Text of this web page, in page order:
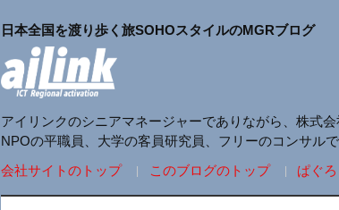
日本全国を渡り歩く旅SOHOスタイルのMGRブログ
アイリンクのシニアマネージャーでありながら、株式
NPOの平職員、大学の客員研究員、フリーのコンサル
会社サイトのトップ
このブログのトップ ぱぐ